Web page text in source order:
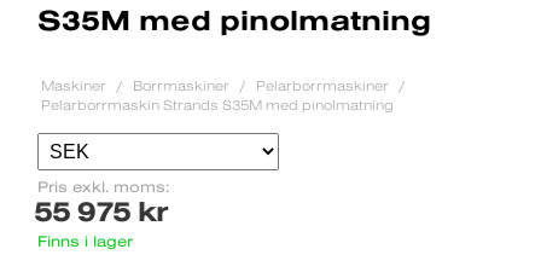
S35M med pinolmatning
Maskiner Borrmaskiner
Pelarborrmaskiner
Pelarborrmaskin Strands S35M med pinolmatning
Pris exkl. moms:
55 975 kr
Finns i lager